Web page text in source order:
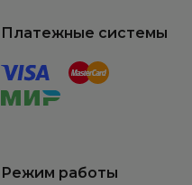
Платежные системы
Режим работы